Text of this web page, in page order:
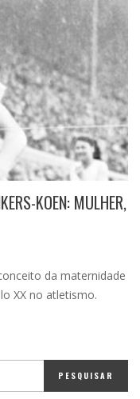
KOEN: MULHER,
da maternidade
XX no atletismo.